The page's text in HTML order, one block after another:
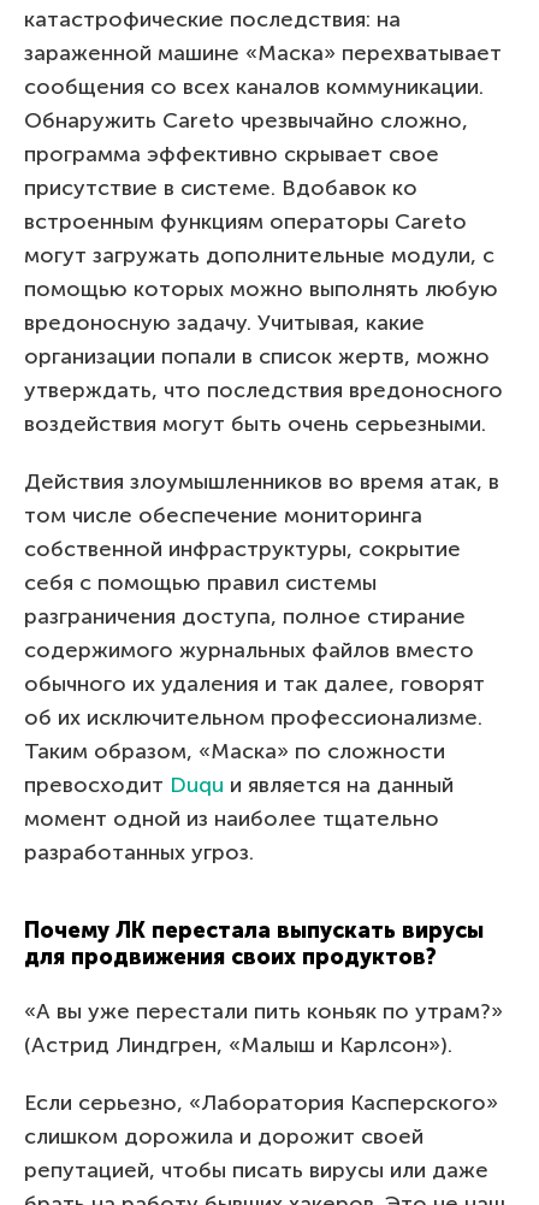
катастрофические последствия: на
зараженной машине «Маска» перехватывает
сообщения со всех каналов коммуникации.
Обнаружить Careto чрезвычайно сложно,
программа эффективно скрывает свое
присутствие в системе. Вдобавок ко
встроенным функциям операторы Careto
могут загружать дополнительные модули, с
помощью которых можно выполнять любую
вредоносную задачу. Учитывая, какие
организации попали в список жертв, можно
утверждать, что последствия вредоносного
воздействия могут быть очень серьезными.
Действия злоумышленников во время атак, в
том числе обеспечение мониторинга
собственной инфраструктуры, сокрытие
себя с помощью правил системы
разграничения доступа, полное стирание
содержимого журнальных файлов вместо
обычного их удаления и так далее, говорят
об их исключительном профессионализме.
Таким образом, «Маска» по сложности
превосходит Duqu и является на данный
момент одной из наиболее тщательно
разработанных угроз.
Почему ЛК перестала выпускать вирусы
для продвижения своих продуктов?
«А вы уже перестали пить коньяк по утрам?»
(Астрид Линдгрен, «Малыш и Карлсон»).
Если серьезно, «Лаборатория Касперского»
слишком дорожила и дорожит своей
репутацией, чтобы писать вирусы или даже